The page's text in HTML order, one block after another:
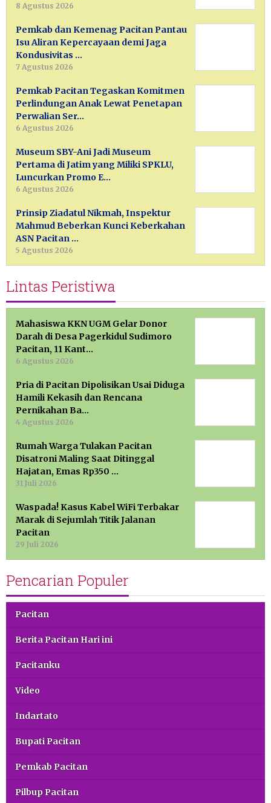
8 Agustus 2026
Pemkab dan Kemenag Pacitan Pantau
Isu Aliran Kepercayaan demi Jaga
Kondusivitas …
7 Agustus 2026
Pemkab Pacitan Tegaskan Komitmen
Perlindungan Anak Lewat Penetapan
Perwalian Ser…
6 Agustus 2026
Museum SBY-Ani Jadi Museum
Pertama di Jatim yang Miliki SPKLU,
Luncurkan Promo E…
6 Agustus 2026
Prinsip Ziadatul Nikmah, Inspektur
Mahmud Beberkan Kunci Keberkahan
ASN Pacitan …
5 Agustus 2026
Lintas Peristiwa
Mahasiswa KKN UGM Gelar Donor
Darah di Desa Pagerkidul Sudimoro
Pacitan, 11 Kant…
6 Agustus 2026
Pria di Pacitan Dipolisikan Usai Diduga
Hamili Kekasih dan Rencana
Pernikahan Ba…
4 Agustus 2026
Rumah Warga Tulakan Pacitan
Disatroni Maling Saat Ditinggal
Hajatan, Emas Rp350 …
31 Juli 2026
Waspada! Kasus Kabel WiFi Terbakar
Marak di Sejumlah Titik Jalanan
Pacitan
29 Juli 2026
Pencarian Populer
Pacitan
Berita Pacitan Hari ini
Pacitanku
Video
Indartato
Bupati Pacitan
Pemkab Pacitan
Pilbup Pacitan